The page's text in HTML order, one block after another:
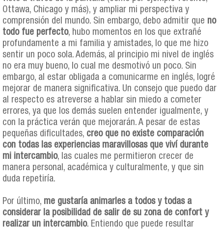
Ottawa, Chicago y más), y ampliar mi perspectiva y
comprensión del mundo. Sin embargo, debo admitir que no
todo fue perfecto, hubo momentos en los que extrañé
profundamente a mi familia y amistades, lo que me hizo
sentir un poco sola. Además, al principio mi nivel de inglés
no era muy bueno, lo cual me desmotivó un poco. Sin
embargo, al estar obligada a comunicarme en inglés, logré
mejorar de manera significativa. Un consejo que puedo dar
al respecto es atreverse a hablar sin miedo a cometer
errores, ya que los demás suelen entender igualmente, y
con la práctica verán que mejorarán. A pesar de estas
pequeñas dificultades, creo que no existe comparación
con todas las experiencias maravillosas que viví durante
mi intercambio, las cuales me permitieron crecer de
manera personal, académica y culturalmente, y que sin
duda repetiría.
Por último, me gustaría animarles a todos y todas a
considerar la posibilidad de salir de su zona de confort y
realizar un intercambio. Entiendo que puede resultar